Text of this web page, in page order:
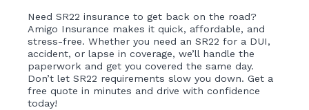
Need SR22 insurance to get back on the road?
Amigo Insurance makes it quick, affordable, and
stress-free. Whether you need an SR22 for a DUI,
accident, or lapse in coverage, we’ll handle the
paperwork and get you covered the same day.
Don’t let SR22 requirements slow you down. Get a
free quote in minutes and drive with confidence
today!